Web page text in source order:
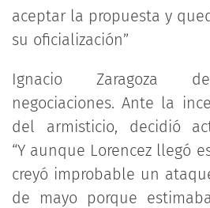
aceptar la propuesta y
su oficialización”
Ignacio Zaragoza
negociaciones. Ante la
del armisticio, decidió
“Y aunque Lorencez llegó
creyó improbable un
de mayo porque